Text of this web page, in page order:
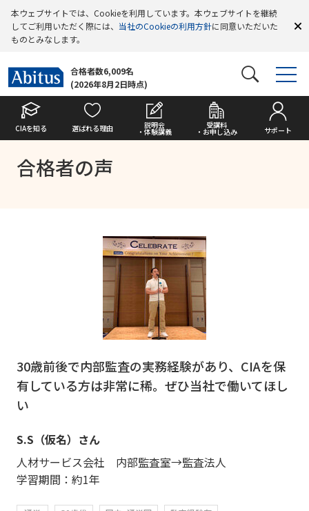
本ウェブサイトでは、Cookieを利用しています。本ウェブサイトを継続
してご利用いただく際には、 当社のCookieの利用方針に同意いただいた
ものとみなします。
合格者数6,009名
(2026年8月2日時点)
CIAを知る 選ばれる理由 説明会
・体験講義
受講料
・お申し込み サポート
合格者の声
30歳前後で内部監査の実務経験があり、CIAを保
有している方は非常に稀。ぜひ当社で働いてほし
い
S.S（仮名）さん
人材サービス会社 内部監査室→監査法人
学習期間：約1年